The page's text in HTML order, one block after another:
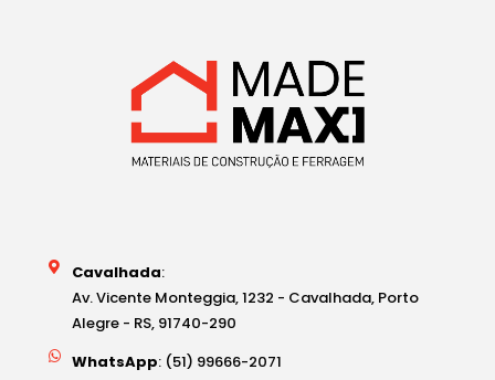
Cavalhada:
Av. Vicente Monteggia, 1232 - Cavalhada, Porto
Alegre - RS, 91740-290
WhatsApp: (51) 99666-2071